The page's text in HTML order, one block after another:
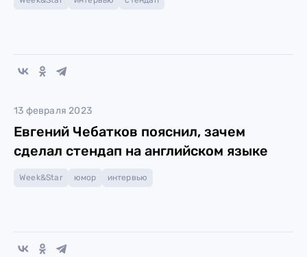
13 февраля 2023
Евгений Чебатков пояснил, зачем
сделал стендап на английском языке
Week&Star юмор интервью